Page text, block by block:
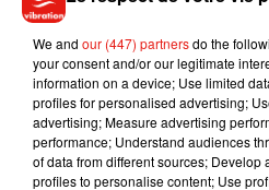
souhaitez l'afficher, merci de
en cliquant sur le
Afficher
We and our (447) partnersdo the
your consent and/or our legitimate
information on a device; Use limited
profiles for personalised advertising;
advertising; Measure advertising
performance; Understand audiences
of data from different sources; Develop
profiles to personalise content; Use